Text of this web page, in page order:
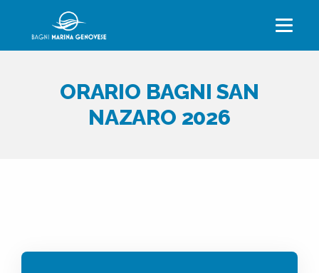
Salta al contenuto principale
ORARIO BAGNI SAN
NAZARO 2026